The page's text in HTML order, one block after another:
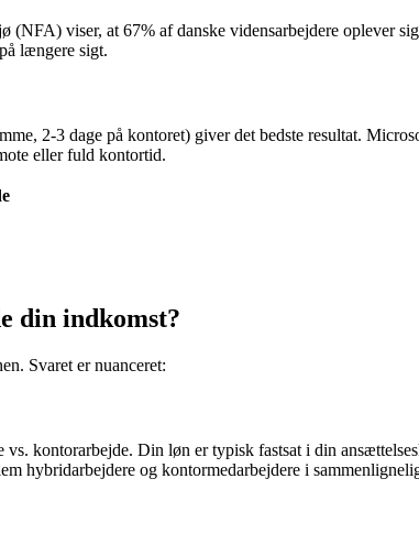
viser, at 67% af danske vidensarbejdere oplever
på længere sigt.
2-3 dage på kontoret) giver det bedste resultat.
eller fuld kontortid.
din indkomst?
Svaret er nuanceret:
kontorarbejde. Din løn er typisk fastsat i din
hybridarbejdere og kontormedarbejdere i